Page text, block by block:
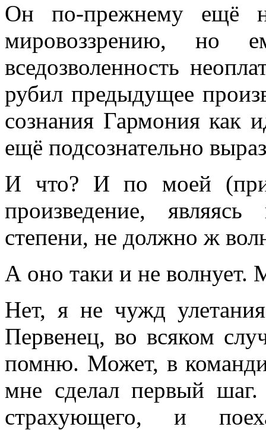
Он по-прежнему ещё
мировоззрению, но
вседозволенность
рубил предыдущее
сознания Гармония как
ещё подсознательно
И что? И по моей
произведение,
степени, не должно ж
А оно таки и не волнует.
Нет, я не чужд
Первенец, во всяком
помню. Может, в
мне сделал первый
страхующего, и